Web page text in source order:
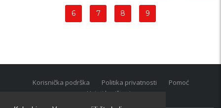
6 7 8 9
Korisnička podrška Politika privatnosti
Pomoć
Uvjeti korištenja